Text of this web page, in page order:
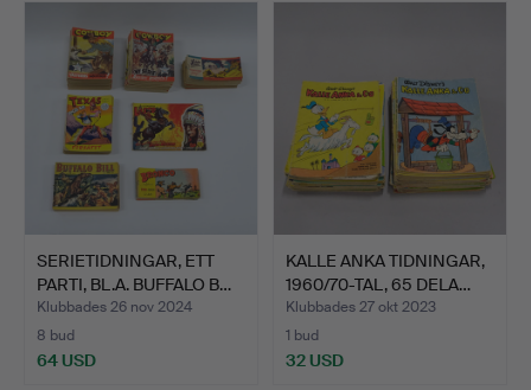
SERIETIDNINGAR, ETT
PARTI, BL.A. BUFFALO B…
Klubbades 26 nov 2024
8 bud
64 USD
KALLE ANKA TIDNINGAR,
1960/70-TAL, 65 DELA…
Klubbades 27 okt 2023
1 bud
32 USD